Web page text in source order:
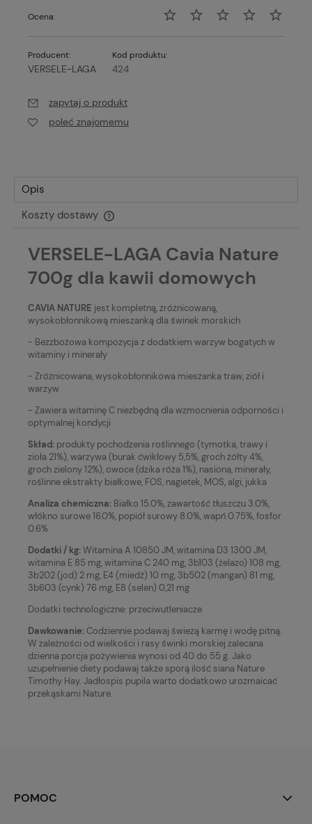
Ocena:
Producent:
VERSELE-LAGA
Kod produktu:
424
zapytaj o produkt
poleć znajomemu
Opis
Koszty dostawy
Cena nie zawiera ewentualnych kosztów płatności
VERSELE-LAGA Cavia Nature
700g dla kawii domowych
CAVIA NATURE jest kompletną, zróżnicowaną,
wysokobłonnikową mieszanką dla świnek morskich
- Bezzbożowa kompozycja z dodatkiem warzyw bogatych w
witaminy i minerały
- Zróżnicowana, wysokobłonnikowa mieszanka traw, ziół i
warzyw
- Zawiera witaminę C niezbędną dla wzmocnienia odporności i
optymalnej kondycji
Skład: produkty pochodzenia roślinnego (tymotka, trawy i
zioła 21%), warzywa (burak ćwikłowy 5,5%, groch żółty 4%,
groch zielony 12%), owoce (dzika róża 1%), nasiona, minerały,
roślinne ekstrakty białkowe, FOS, nagietek, MOS, algi, jukka
Analiza chemiczna: Białko 15.0%, zawartość tłuszczu 3.0%,
włókno surowe 16.0%, popiół surowy 8.0%, wapń 0.75%, fosfor
0.6%
Dodatki / kg:Witamina A 10850 JM, witamina D3 1300 JM,
witamina E 85 mg, witamina C 240 mg, 3b103 (żelazo) 108 mg,
3b202 (jod) 2 mg, E4 (miedź) 10 mg, 3b502 (mangan) 81 mg,
3b603 (cynk) 76 mg, E8 (selen) 0,21 mg
Dodatki technologiczne: przeciwutleniacze
Dawkowanie:Codziennie podawaj świeżą karmę i wodę pitną.
W zależności od wielkości i rasy świnki morskiej zalecana
dzienna porcja pożywienia wynosi od 40 do 55 g. Jako
uzupełnienie diety podawaj także sporą ilość siana Nature
Timothy Hay. Jadłospis pupila warto dodatkowo urozmaicać
przekąskami Nature.
POMOC